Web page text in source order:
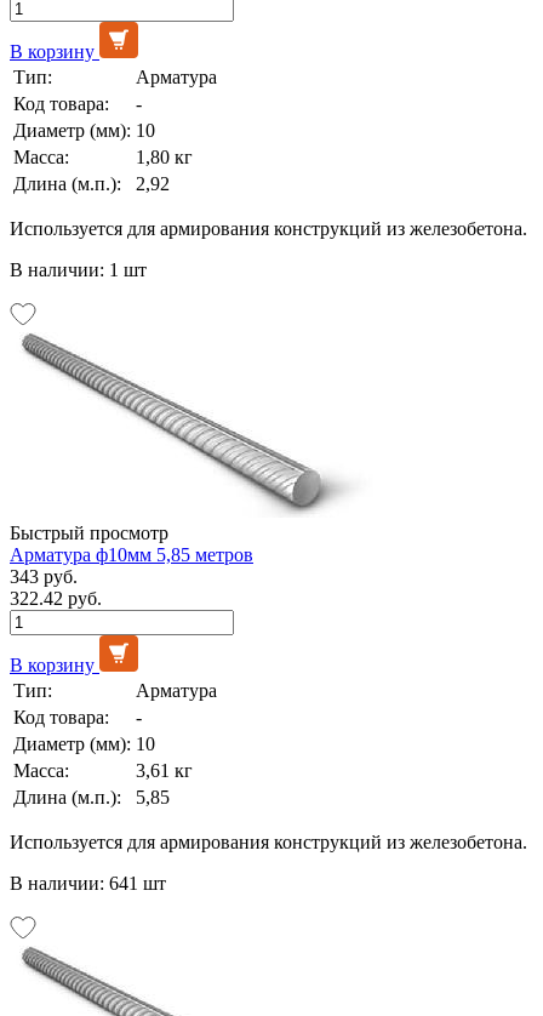
В корзину
Тип:
Арматура
Код товара:
-
Диаметр (мм): 10
Масса:
1,80 кг
Длина (м.п.):
2,92
Используется для армирования конструкций из железобетона.
В наличии: 1 шт
Быстрый просмотр
Арматура ф10мм 5,85 метров
343 руб.
322.42 руб.
В корзину
Тип:
Арматура
Код товара:
-
Диаметр (мм): 10
Масса:
3,61 кг
Длина (м.п.):
5,85
Используется для армирования конструкций из железобетона.
В наличии: 641 шт